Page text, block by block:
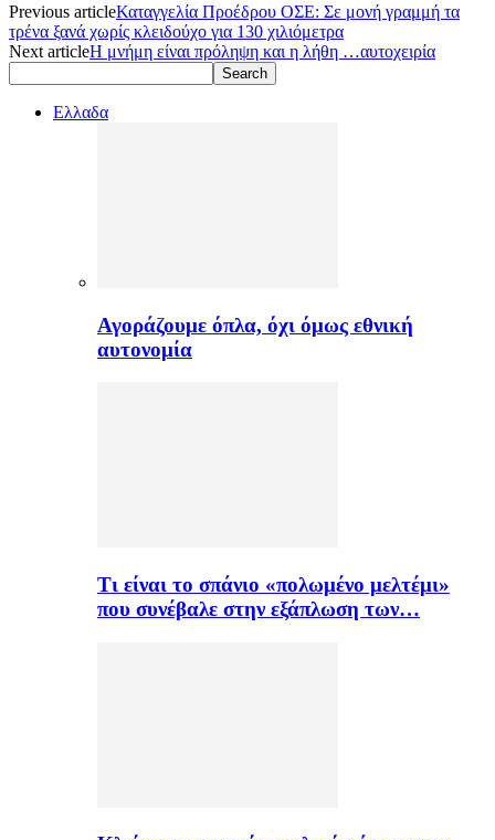
Previous articleΚαταγγελία Προέδρου ΟΣΕ: Σε μονή γραμμή τα
τρένα ξανά χωρίς κλειδούχο για 130 χιλιόμετρα
Next articleΗ μνήμη είναι πρόληψη και η λήθη …αυτοχειρία
Ελλαδα
Αγοράζουμε όπλα, όχι όμως εθνική
αυτονομία
Τι είναι το σπάνιο «πολωμένο μελτέμι»
που συνέβαλε στην εξάπλωση των…